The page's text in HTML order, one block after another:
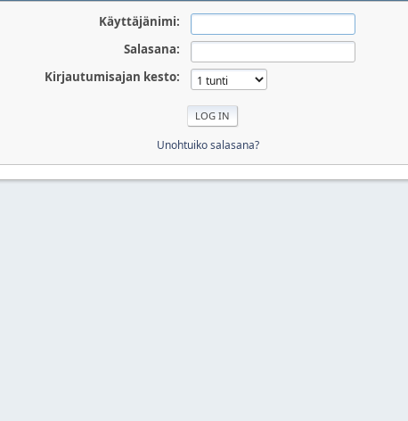
Käyttäjänimi:
Salasana:
Kirjautumisajan kesto:
Unohtuiko salasana?